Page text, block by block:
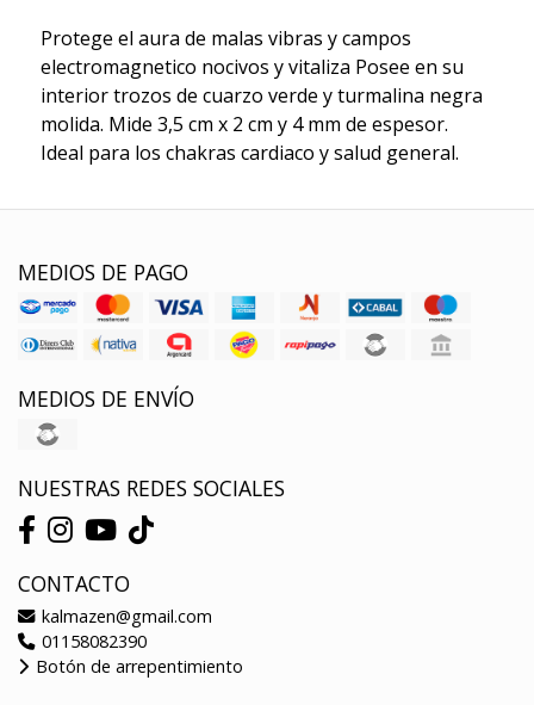
Protege el aura de malas vibras y campos
electromagnetico nocivos y vitaliza Posee en su
interior trozos de cuarzo verde y turmalina negra
molida. Mide 3,5 cm x 2 cm y 4 mm de espesor.
Ideal para los chakras cardiaco y salud general.
MEDIOS DE PAGO
MEDIOS DE ENVÍO
NUESTRAS REDES SOCIALES
CONTACTO
kalmazen@gmail.com
01158082390
Botón de arrepentimiento